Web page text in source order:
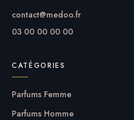
contact@medoo.fr
03 00 00 00 00
CATÉGORIES
Parfums Femme
Parfums Homme